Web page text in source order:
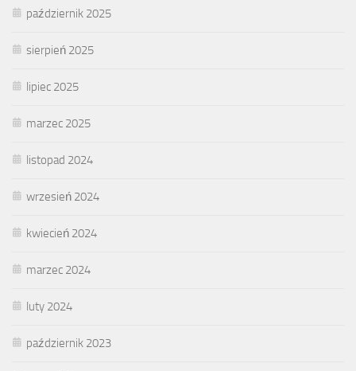
październik 2025
sierpień 2025
lipiec 2025
marzec 2025
listopad 2024
wrzesień 2024
kwiecień 2024
marzec 2024
luty 2024
październik 2023